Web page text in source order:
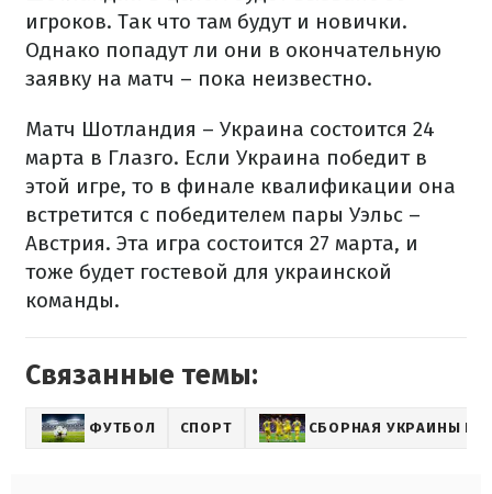
игроков. Так что там будут и новички.
Однако попадут ли они в окончательную
заявку на матч – пока неизвестно.
Матч Шотландия – Украина состоится 24
марта в Глазго. Если Украина победит в
этой игре, то в финале квалификации она
встретится с победителем пары Уэльс –
Австрия. Эта игра состоится 27 марта, и
тоже будет гостевой для украинской
команды.
Связанные темы:
ФУТБОЛ СПОРТ СБОРНАЯ УКРАИНЫ